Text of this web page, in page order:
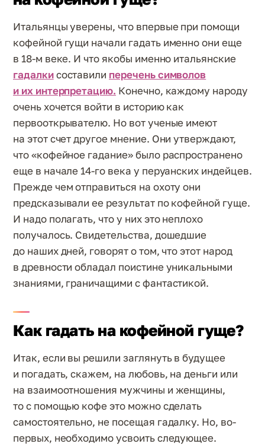
Итальянцы уверены, что впервые при помощи
кофейной гущи начали гадать именно они еще
в 18-м веке. И что якобы именно итальянские
гадалкисоставили перечень символов
и их интерпретацию. Конечно, каждому народу
очень хочется войти в историю как
первооткрывателю. Но вот ученые имеют
на этот счет другое мнение. Они утверждают,
что «кофейное гадание» было распространено
еще в начале 14-го века у перуанских индейцев.
Прежде чем отправиться на охоту они
предсказывали ее результат по кофейной гуще.
И надо полагать, что у них это неплохо
получалось. Свидетельства, дошедшие
до наших дней, говорят о том, что этот народ
в древности обладал поистине уникальными
знаниями, граничащими с фантастикой.
Как гадать на кофейной гуще?
Итак, если вы решили заглянуть в будущее
и погадать, скажем, на любовь, на деньги или
на взаимоотношения мужчины и женщины,
то с помощью кофе это можно сделать
самостоятельно, не посещая гадалку. Но, во-
первых, необходимо усвоить следующее.